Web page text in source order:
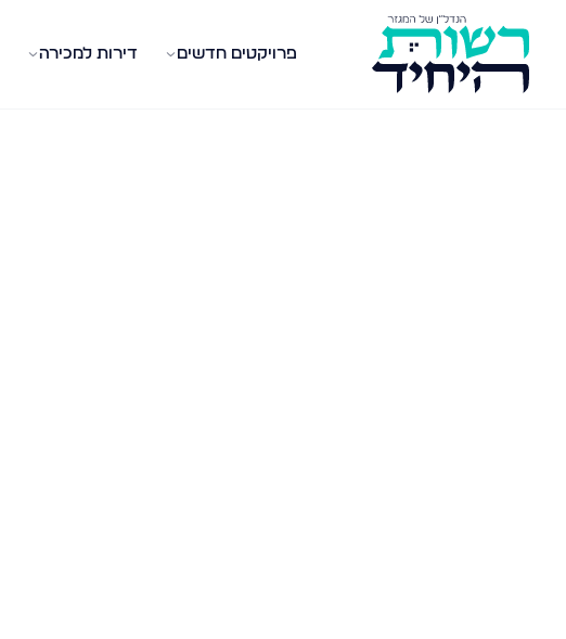
פרויקטים חדשים דירות למכירה